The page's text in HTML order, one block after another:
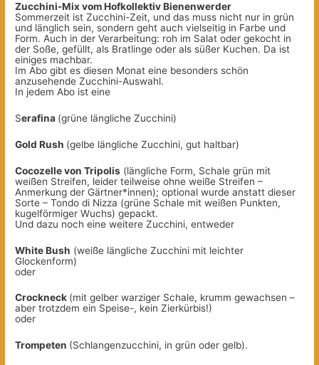
Zucchini-Mix vom Hofkollektiv Bienenwerder
Sommerzeit ist Zucchini-Zeit, und das muss nicht nur in grün
und länglich sein, sondern geht auch vielseitig in Farbe und
Form. Auch in der Verarbeitung: roh im Salat oder gekocht in
der Soße, gefüllt, als Bratlinge oder als süßer Kuchen. Da ist
einiges machbar.
Im Abo gibt es diesen Monat eine besonders schön
anzusehende Zucchini-Auswahl.
In jedem Abo ist eine
Serafina (grüne längliche Zucchini)
Gold Rush (gelbe längliche Zucchini, gut haltbar)
Cocozelle von Tripolis (längliche Form, Schale grün mit
weißen Streifen, leider teilweise ohne weiße Streifen –
Anmerkung der Gärtner*innen); optional wurde anstatt dieser
Sorte – Tondo di Nizza (grüne Schale mit weißen Punkten,
kugelförmiger Wuchs) gepackt.
Und dazu noch eine weitere Zucchini, entweder
White Bush (weiße längliche Zucchini mit leichter
Glockenform)
oder
Crockneck (mit gelber warziger Schale, krumm gewachsen –
aber trotzdem ein Speise-, kein Zierkürbis!)
oder
Trompeten (Schlangenzucchini, in grün oder gelb).